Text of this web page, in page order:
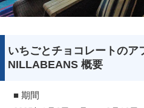
いちごとチョコレートの
NILLABEANS 概要
■ 期間